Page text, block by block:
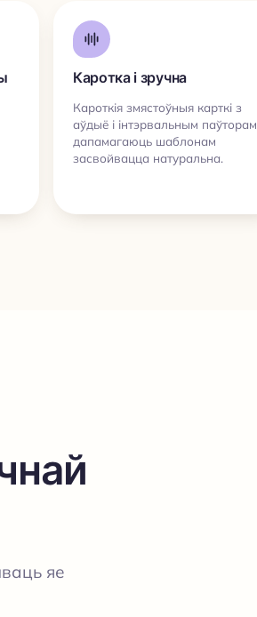
Каротка і зручна
Кароткія змястоўныя карткі з
аўдыё і інтэрвальным паўторам
дапамагаюць шаблонам
засвойвацца натуральна.
яе